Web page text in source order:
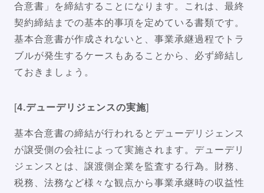
合意書」を締結することになります。これは、最終
契約締結までの基本的事項を定めている書類です。
基本合意書が作成されないと、事業承継過程でトラ
ブルが発生するケースもあることから、必ず締結し
ておきましょう。
[4.デューデリジェンスの実施]
基本合意書の締結が行われるとデューデリジェンス
が譲受側の会社によって実施されます。デューデリ
ジェンスとは、譲渡側企業を監査する行為。財務、
税務、法務など様々な観点から事業承継時の収益性